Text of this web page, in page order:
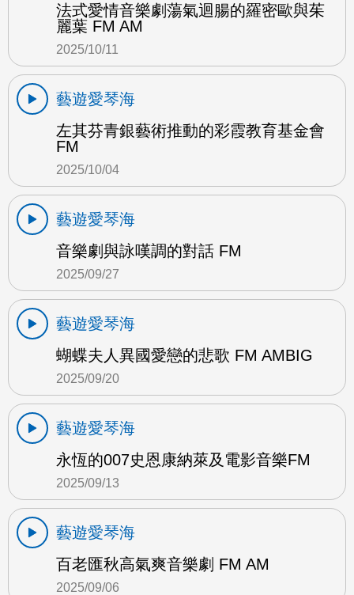
法式愛情音樂劇蕩氣迴腸的羅密歐與茱
麗葉 FM AM
2025/10/11
藝遊愛琴海
左其芬青銀藝術推動的彩霞教育基金會
FM
2025/10/04
藝遊愛琴海
音樂劇與詠嘆調的對話 FM
2025/09/27
藝遊愛琴海
蝴蝶夫人異國愛戀的悲歌 FM AMBIG
2025/09/20
藝遊愛琴海
永恆的007史恩康納萊及電影音樂FM
2025/09/13
藝遊愛琴海
百老匯秋高氣爽音樂劇 FM AM
2025/09/06